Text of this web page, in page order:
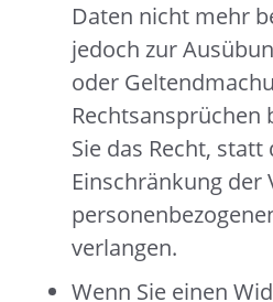
Daten nicht mehr
jedoch zur
oder
Rechtsansprüchen
Sie das Recht,
Einschränkung
verlangen.
Wenn Sie einen